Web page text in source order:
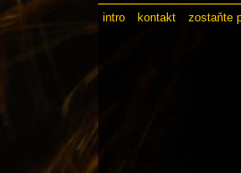
intro kontakt zostaňte